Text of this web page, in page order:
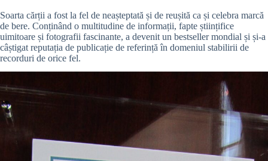
Soarta cărții a fost la fel de neașteptată și de reușită ca și celebra marcă
de bere. Conținând o multitudine de informații, fapte științifice
uimitoare și fotografii fascinante, a devenit un bestseller mondial și și-a
câștigat reputația de publicație de referință în domeniul stabilirii de
recorduri de orice fel.